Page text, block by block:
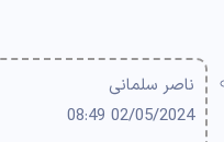
ناصر سلمانی
02/05/2024 08:49